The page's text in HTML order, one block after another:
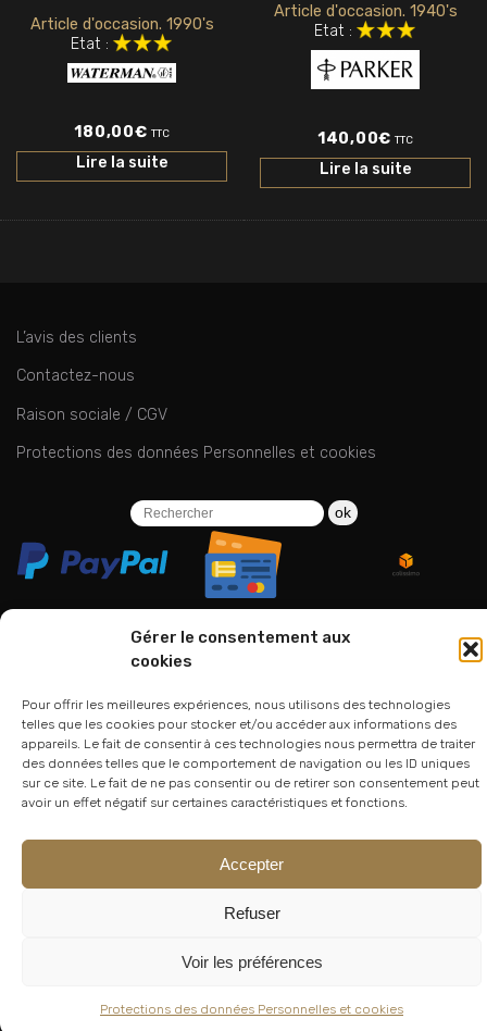
Gérer le consentement aux
cookies
Pour offrir les meilleures expériences, nous utilisons des technologies
telles que les cookies pour stocker et/ou accéder aux informations des
appareils. Le fait de consentir à ces technologies nous permettra de traiter
des données telles que le comportement de navigation ou les ID uniques
sur ce site. Le fait de ne pas consentir ou de retirer son consentement peut
avoir un effet négatif sur certaines caractéristiques et fonctions.
Accepter
Refuser
Voir les préférences
Protections des données Personnelles et cookies
Article d'occasion. 1990's
Etat :
180,00€ TTC
Lire la suite
Article d'occasion. 1940's
Etat :
140,00€ TTC
Lire la suite
L’avis des clients
Contactez-nous
Raison sociale / CGV
Protections des données Personnelles et cookies
ok
01 75 33 00 85
Atelier Lesoon |King Bee Std